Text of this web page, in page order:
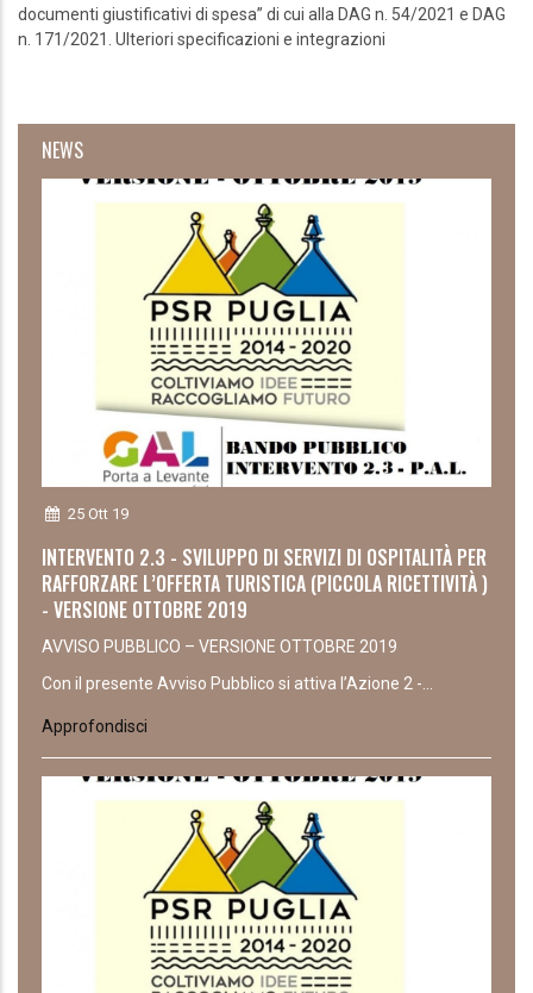
documenti giustificativi di spesa” di cui alla DAG n. 54/2021 e DAG
n. 171/2021. Ulteriori specificazioni e integrazioni
NEWS
25 Ott 19
INTERVENTO 2.3 - SVILUPPO DI SERVIZI DI OSPITALITÀ PER
RAFFORZARE L’OFFERTA TURISTICA (PICCOLA RICETTIVITÀ )
- VERSIONE OTTOBRE 2019
AVVISO PUBBLICO – VERSIONE OTTOBRE 2019
Con il presente Avviso Pubblico si attiva l’Azione 2 -...
Approfondisci